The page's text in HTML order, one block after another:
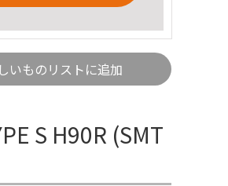
いものリストに追加
S H90R (SMT